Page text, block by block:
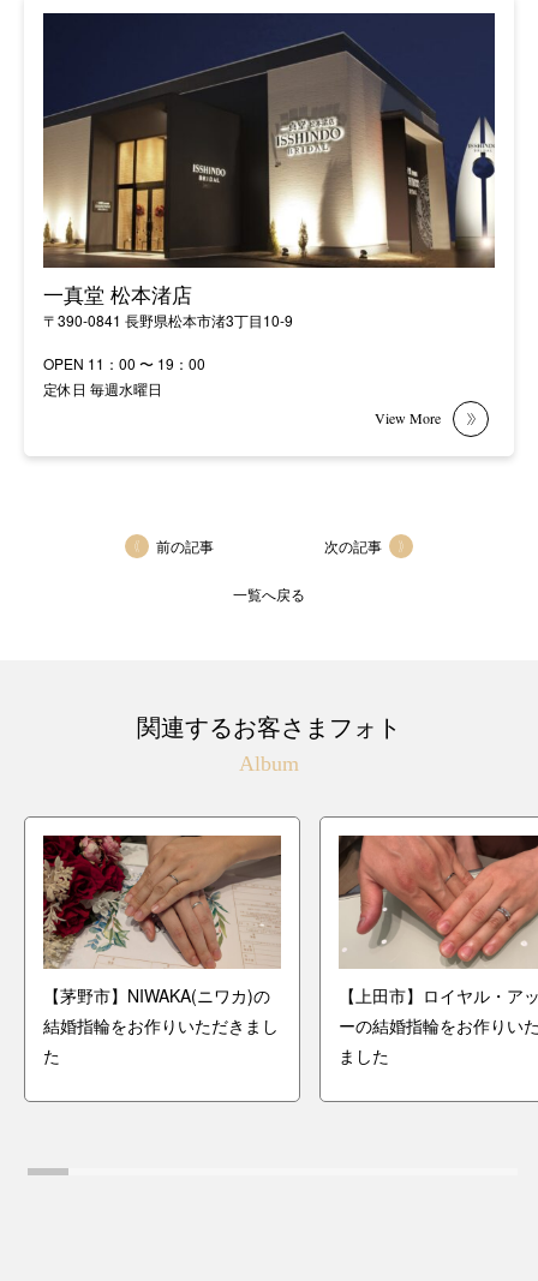
一真堂 松本渚店
〒390-0841 長野県松本市渚3丁目10-9
OPEN 11：00 〜 19：00
定休日 毎週水曜日
前の記事
一覧へ戻る
次の記事
関連するお客さまフォト
Album
【茅野市】NIWAKA(ニワカ)の
結婚指輪をお作りいただきまし
た
【上田市】ロイヤル・ア
ーの結婚指輪をお作りい
ました